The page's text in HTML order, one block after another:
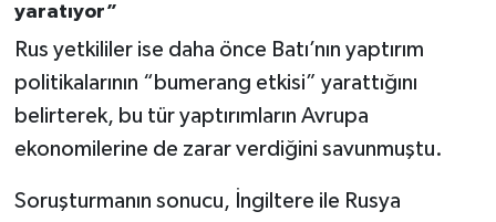
yaratıyor”
Rus yetkililer ise daha önce Batı’nın yaptırım
politikalarının “bumerang etkisi” yarattığını
belirterek, bu tür yaptırımların Avrupa
ekonomilerine de zarar verdiğini savunmuştu.
Soruşturmanın sonucu, İngiltere ile Rusya